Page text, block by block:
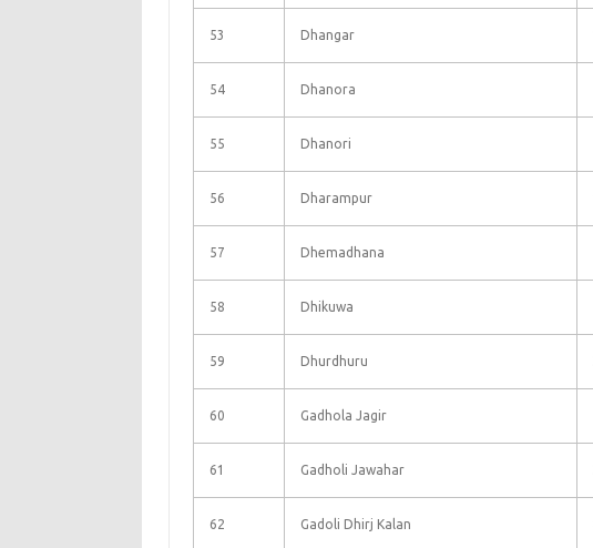
53 Dhangar
54 Dhanora
55 Dhanori
56 Dharampur
57 Dhemadhana
58 Dhikuwa
59 Dhurdhuru
60 Gadhola Jagir
61 Gadholi Jawahar
62 Gadoli Dhirj Kalan